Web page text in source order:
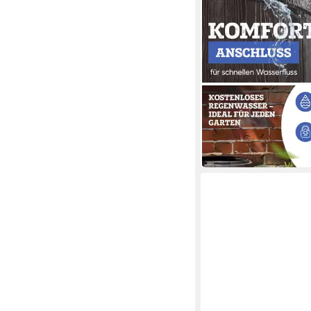
4RAIN
Regentonne VINO
Liter dunkelbraun
262,00 €
in 6-7 Werktagen bei dir